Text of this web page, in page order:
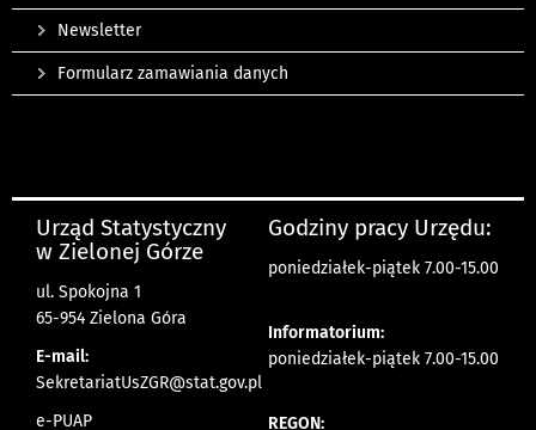
Newsletter
Formularz zamawiania danych
Urząd Statystyczny
w Zielonej Górze
ul. Spokojna 1
65-954 Zielona Góra
E-mail:
SekretariatUsZGR@stat.gov.pl
e-PUAP
Godziny pracy Urzędu:
poniedziałek-piątek 7.00-15.00
Informatorium:
poniedziałek-piątek 7.00-15.00
REGON: